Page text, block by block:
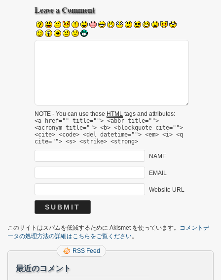
Leave a Comment
NOTE - You can use these HTML tags and attributes:
<a href="" title=""> <abbr title="">
<acronym title=""> <b> <blockquote cite="">
<cite> <code> <del datetime=""> <em> <i> <q
cite=""> <s> <strike> <strong>
NAME
EMAIL
Website URL
このサイトはスパムを低減するために Akismet を使っています。 コメントデ
ータの処理方法の詳細はこちらをご覧ください。
RSS Feed
最近のコメント